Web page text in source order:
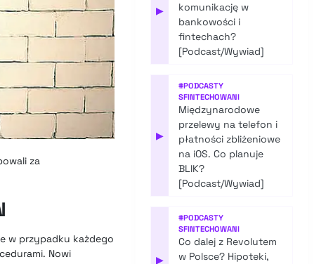
za
w przypadku każdego
Nowi
▶
komunikację w
bankowości i
fintechach?
[Podcast/Wywiad]
▶
#PODCASTY
SFINTECHOWANI
Międzynarodowe
przelewy na telefon i
płatności zbliżeniowe
na iOS. Co planuje
BLIK?
[Podcast/Wywiad]
▶
#PODCASTY
SFINTECHOWANI
Co dalej z Revolutem
w Polsce? Hipoteki,